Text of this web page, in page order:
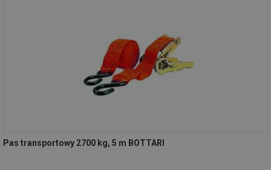
Pas transportowy 2700 kg, 5 m BOTTARI